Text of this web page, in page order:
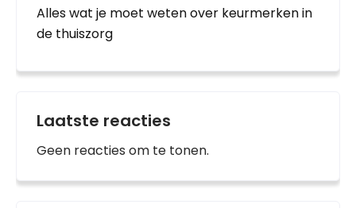
Alles wat je moet weten over keurmerken in
de thuiszorg
Laatste reacties
Geen reacties om te tonen.